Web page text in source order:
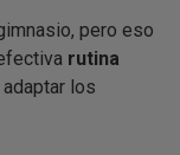
pero eso
rutina
los